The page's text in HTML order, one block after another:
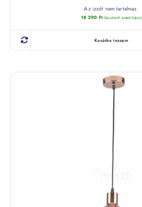
Az izzót nem tartalmaz.
18 290 Ft (készletről érdeklődjön)
Kosárba teszem